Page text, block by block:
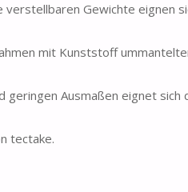
verstellbaren Gewichte eignen
mit Kunststoff
geringen Ausmaßen eignet
tectake.